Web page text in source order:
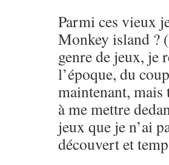
Parmi ces vieux
Monkey island ?
genre de jeux, je
l’époque, du
maintenant, mais
à me mettre
jeux que je n’ai
découvert et